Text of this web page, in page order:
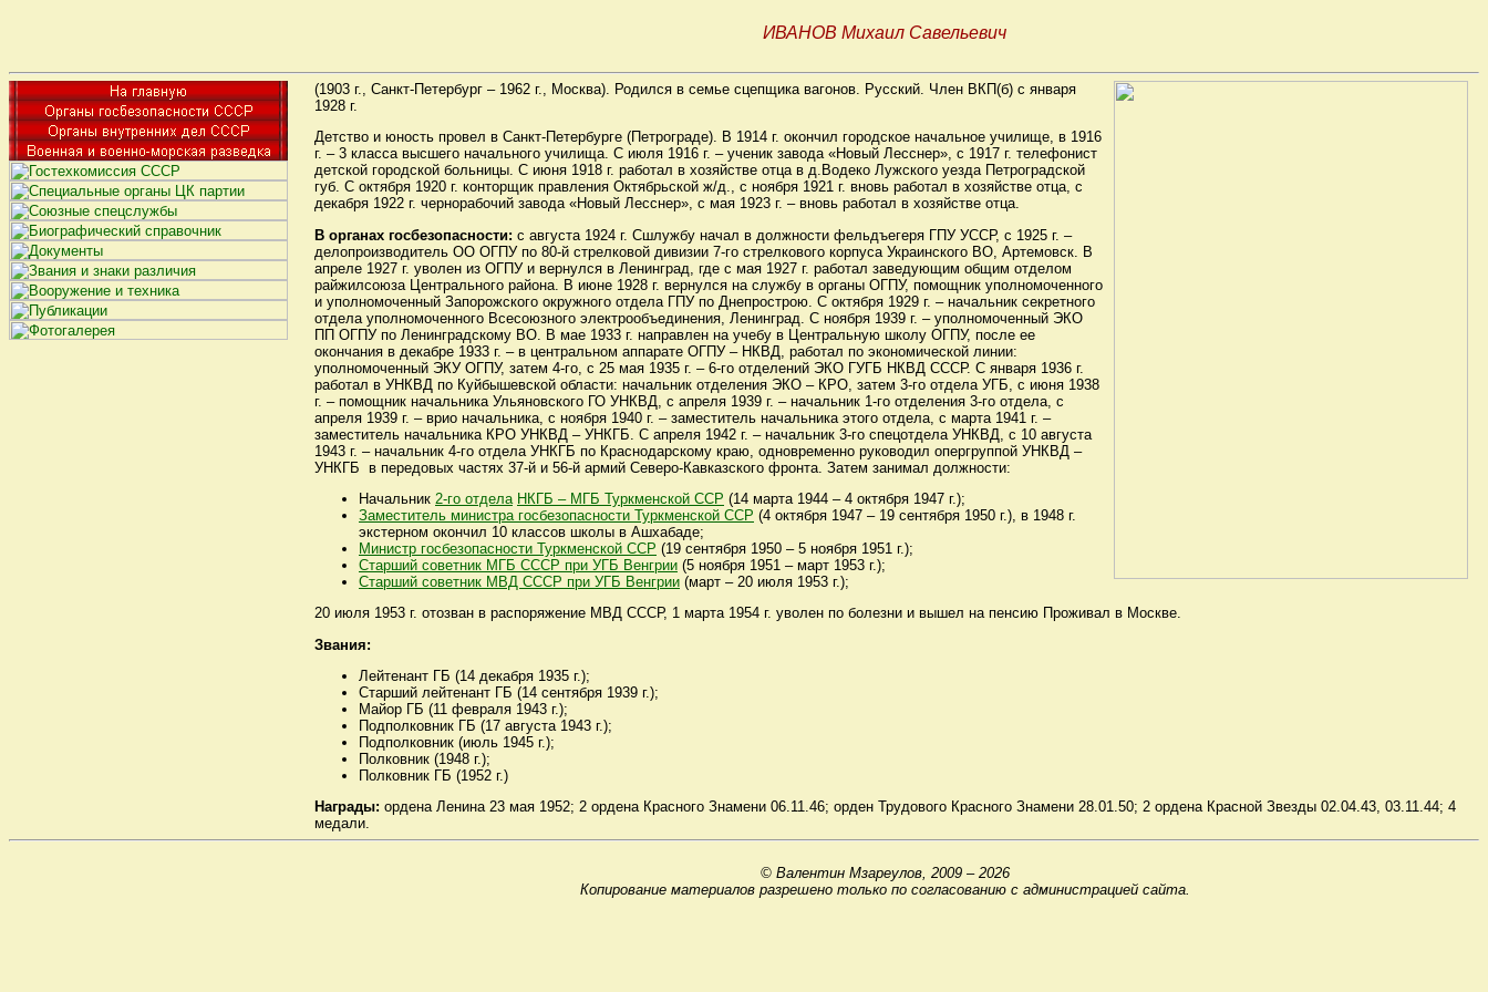
ИВАНОВ Михаил Савельевич
(1903 г., Санкт-Петербург – 1962 г., Москва). Родился в семье сцепщика вагонов. Русский. Член ВКП(б) с января
1928 г.
Детство и юность провел в Санкт-Петербурге (Петрограде). В 1914 г. окончил городское начальное училище, в 1916
г. – 3 класса высшего начального училища. С июля 1916 г. – ученик завода «Новый Лесснер», с 1917 г. телефонист
детской городской больницы. С июня 1918 г. работал в хозяйстве отца в д.Водеко Лужского уезда Петроградской
губ. С октября 1920 г. конторщик правления Октябрьской ж/д., с ноября 1921 г. вновь работал в хозяйстве отца, с
декабря 1922 г. чернорабочий завода «Новый Лесснер», с мая 1923 г. – вновь работал в хозяйстве отца.
В органах госбезопасности: с августа 1924 г. Сшлужбу начал в должности фельдъегеря ГПУ УССР, с 1925 г. –
делопроизводитель ОО ОГПУ по 80-й стрелковой дивизии 7-го стрелкового корпуса Украинского ВО, Артемовск. В
апреле 1927 г. уволен из ОГПУ и вернулся в Ленинград, где с мая 1927 г. работал заведующим общим отделом
райжилсоюза Центрального района. В июне 1928 г. вернулся на службу в органы ОГПУ, помощник уполномоченного
и уполномоченный Запорожского окружного отдела ГПУ по Днепрострою. С октября 1929 г. – начальник секретного
отдела уполномоченного Всесоюзного электрообъединения, Ленинград. С ноября 1939 г. – уполномоченный ЭКО
ПП ОГПУ по Ленинградскому ВО. В мае 1933 г. направлен на учебу в Центральную школу ОГПУ, после ее
окончания в декабре 1933 г. – в центральном аппарате ОГПУ – НКВД, работал по экономической линии:
уполномоченный ЭКУ ОГПУ, затем 4-го, с 25 мая 1935 г. – 6-го отделений ЭКО ГУГБ НКВД СССР. С января 1936 г.
работал в УНКВД по Куйбышевской области: начальник отделения ЭКО – КРО, затем 3-го отдела УГБ, с июня 1938
г. – помощник начальника Ульяновского ГО УНКВД, с апреля 1939 г. – начальник 1-го отделения 3-го отдела, с
апреля 1939 г. – врио начальника, с ноября 1940 г. – заместитель начальника этого отдела, с марта 1941 г. –
заместитель начальника КРО УНКВД – УНКГБ. C апреля 1942 г. – начальник 3-го спецотдела УНКВД, с 10 августа
1943 г. – начальник 4-го отдела УНКГБ по Краснодарскому краю, одновременно руководил опергруппой УНКВД –
УНКГБ в передовых частях 37-й и 56-й армий Северо-Кавказского фронта. Затем занимал должности:
Начальник 2-го отдела НКГБ – МГБ Туркменской ССР (14 марта 1944 – 4 октября 1947 г.);
Заместитель министра госбезопасности Туркменской ССР (4 октября 1947 – 19 сентября 1950 г.), в 1948 г.
экстерном окончил 10 классов школы в Ашхабаде;
Министр госбезопасности Туркменской ССР (19 сентября 1950 – 5 ноября 1951 г.);
Старший советник МГБ СССР при УГБ Венгрии (5 ноября 1951 – март 1953 г.);
Старший советник МВД СССР при УГБ Венгрии (март – 20 июля 1953 г.);
20 июля 1953 г. отозван в распоряжение МВД СССР, 1 марта 1954 г. уволен по болезни и вышел на пенсию Проживал в Москве.
Звания:
Лейтенант ГБ (14 декабря 1935 г.);
Старший лейтенант ГБ (14 сентября 1939 г.);
Майор ГБ (11 февраля 1943 г.);
Подполковник ГБ (17 августа 1943 г.);
Подполковник (июль 1945 г.);
Полковник (1948 г.);
Полковник ГБ (1952 г.)
Награды: ордена Ленина 23 мая 1952; 2 ордена Красного Знамени 06.11.46; орден Трудового Красного Знамени 28.01.50; 2 ордена Красной Звезды 02.04.43, 03.11.44; 4
медали.
© Валентин Мзареулов, 2009 – 2026
Копирование материалов разрешено только по согласованию с администрацией сайта.